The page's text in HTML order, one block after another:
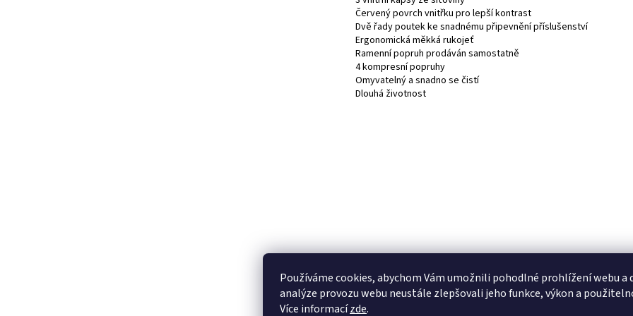
Používáme cookies, abychom Vám umožnili pohodlné prohlížení webu a
analýze provozu webu neustále zlepšovali jeho funkce, výkon a
Více informacízde.
Červený povrch vnitřku pro lepší kontrast
Dvě řady poutek ke snadnému připevnění příslušenství
Ergonomická měkká rukojeť
Ramenní popruh prodáván samostatně
4 kompresní popruhy
Omyvatelný a snadno se čistí
Dlouhá životnost